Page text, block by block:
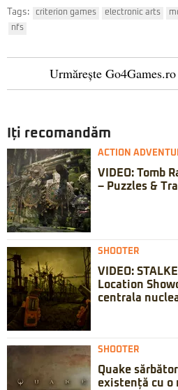
Tags: criterion games electronic arts
nfs
Urmărește
Iți recomandăm
ACTION
VIDEO: Tomb
– Puzzles &
SHOOTER
VIDEO:
Location
centrala
SHOOTER
Quake
existență cu o